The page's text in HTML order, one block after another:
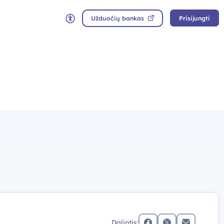
Neįgaliųjų rėžimas
Užduočių bankas Prisijungti